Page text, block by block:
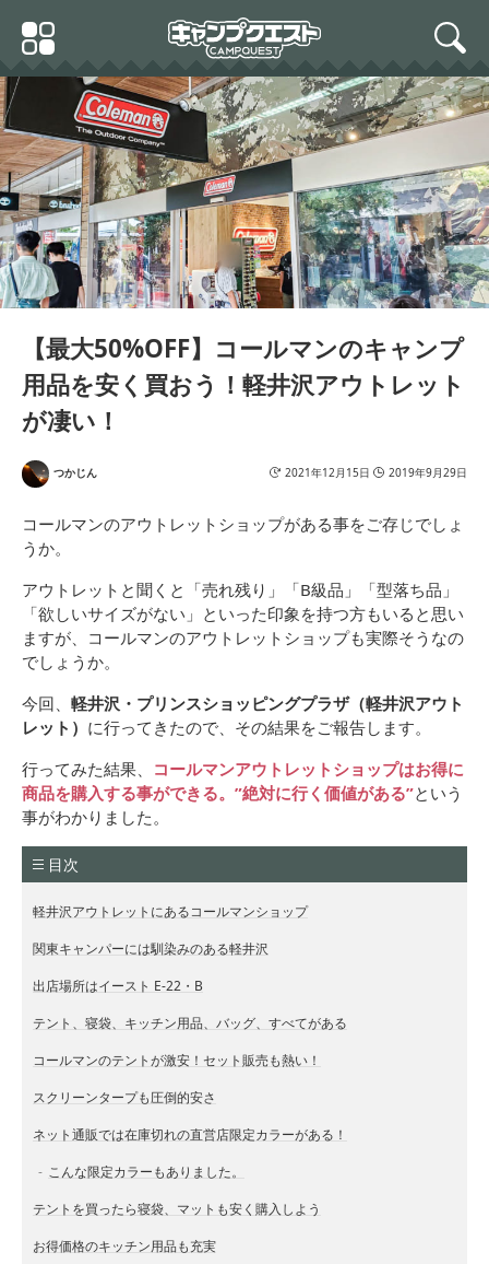
Primary
Menu
search
【最大50%OFF】コールマンのキャンプ
用品を安く買おう！軽井沢アウトレット
が凄い！
つかじん 2021年12月15日 2019年9月29日
コールマンのアウトレットショップがある事をご存じでしょ
うか。
アウトレットと聞くと「売れ残り」「B級品」「型落ち品」
「欲しいサイズがない」といった印象を持つ方もいると思い
ますが、コールマンのアウトレットショップも実際そうなの
でしょうか。
今回、 軽井沢・プリンスショッピングプラザ（軽井沢アウト
レット） に行ってきたので、その結果をご報告します。
行ってみた結果、 コールマンアウトレットショップはお得に
商品を購入する事ができる。”絶対に行く価値がある”という
事がわかりました。
目次
軽井沢アウトレットにあるコールマンショップ
関東キャンパーには馴染みのある軽井沢
出店場所はイースト E-22・B
テント、寝袋、キッチン用品、バッグ、すべてがある
コールマンのテントが激安！セット販売も熱い！
スクリーンタープも圧倒的安さ
ネット通販では在庫切れの直営店限定カラーがある！
こんな限定カラーもありました。
テントを買ったら寝袋、マットも安く購入しよう
お得価格のキッチン用品も充実